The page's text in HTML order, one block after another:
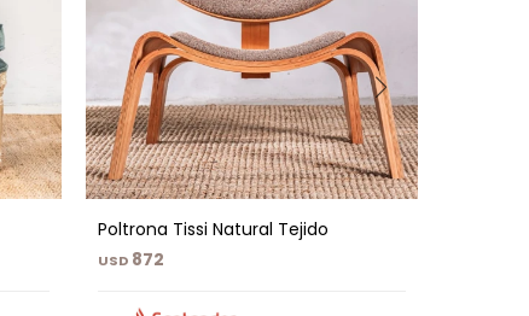
Poltrona Tissi Natural Tejido
USD 872